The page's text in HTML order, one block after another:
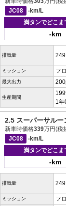
JC08
-km/L
満タンでどこま
-km
排気量
ミッション フ
最大出力
生産期間
1年
2.5 スーパーサル
新車時価格339万円(税
JC08
-km/L
満タンでどこま
-km
排気量
ミッション フ